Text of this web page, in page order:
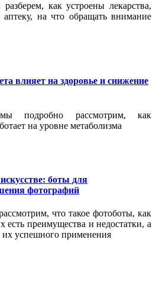
как устроены лекарства,
на что обращать внимание
влияет на здоровье и снижение
подробно рассмотрим, как
на уровне метаболизма
боты для
фотографий
что такое фотоботы, как
есть преимущества и недостатки, а
успешного применения